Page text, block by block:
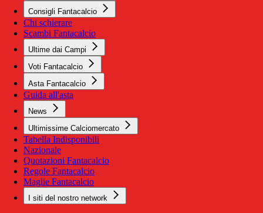
Consigli Fantacalcio
Chi schierare
Scambi Fantacalcio
Ultime dai Campi
Voti Fantacalcio
Asta Fantacalcio
Guida all'asta
News
Ultimissime Calciomercato
Tabella Indisponibili
Nazionale
Quotazioni Fantacalcio
Regole Fantacalcio
Maglie Fantacalcio
I siti del nostro network